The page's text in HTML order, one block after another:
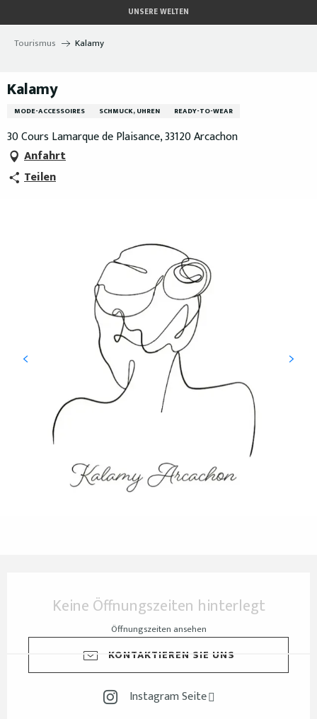
au
contenu
UNSERE WELTEN
Tourismus Kalamy
Kalamy
MODE-ACCESSOIRES SCHMUCK, UHREN READY-TO-WEAR
30 Cours Lamarque de Plaisance, 33120 Arcachon
Anfahrt
Teilen
Keine Öffnungszeiten hinterlegt
Öffnungszeiten ansehen
KONTAKTIEREN SIE UNS
Instagram Seite